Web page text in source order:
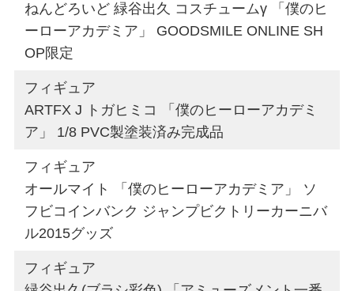
ねんどろいど 緑谷出久 コスチュームγ 「僕のヒ
ーローアカデミア」 GOODSMILE ONLINE SH
OP限定
フィギュア
ARTFX J トガヒミコ 「僕のヒーローアカデミ
ア」 1/8 PVC製塗装済み完成品
フィギュア
オールマイト 「僕のヒーローアカデミア」 ソ
フビコインバンク ジャンプビクトリーカーニバ
ル2015グッズ
フィギュア